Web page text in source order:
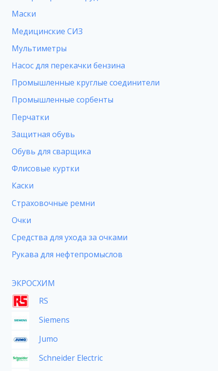
Маски
Медицинские СИЗ
Мультиметры
Насос для перекачки бензина
Промышленные круглые соединители
Промышленные сорбенты
Перчатки
Защитная обувь
Обувь для сварщика
Флисовые куртки
Каски
Страховочные ремни
Очки
Средства для ухода за очками
Рукава для нефтепромыслов
ЭКРОСХИМ
RS
Siemens
Jumo
Schneider Electric